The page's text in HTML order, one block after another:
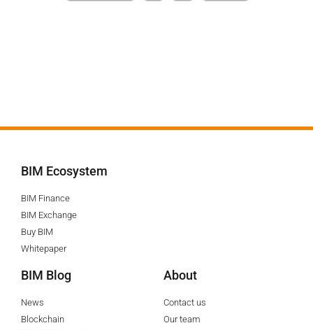
BIM Ecosystem
BIM Finance
BIM Exchange
Buy BIM
Whitepaper
BIM Blog
News
Blockchain
About
Contact us
Our team